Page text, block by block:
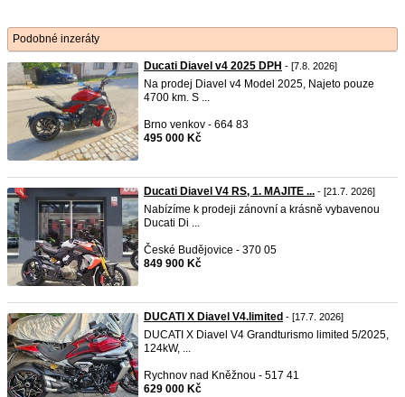
Podobné inzeráty
Ducati Diavel v4 2025 DPH - [7.8. 2026]
Na prodej Diavel v4 Model 2025, Najeto pouze
4700 km. S ...
Brno venkov - 664 83
495 000 Kč
Ducati Diavel V4 RS, 1. MAJITE ... - [21.7. 2026]
Nabízíme k prodeji zánovní a krásně vybavenou
Ducati Di ...
České Budějovice - 370 05
849 900 Kč
DUCATI X Diavel V4.limited - [17.7. 2026]
DUCATI X Diavel V4 Grandturismo limited 5/2025,
124kW, ...
Rychnov nad Kněžnou - 517 41
629 000 Kč